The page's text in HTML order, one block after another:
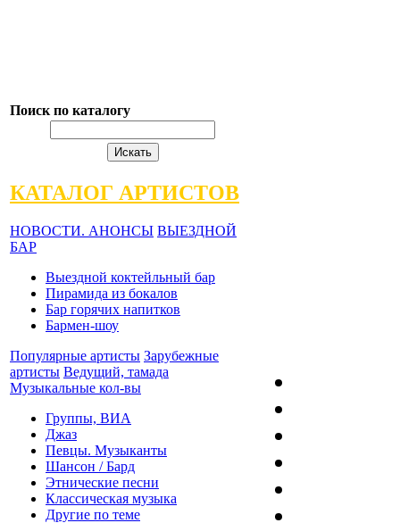
Поиск по каталогу
КАТАЛОГ АРТИСТОВ
НОВОСТИ. АНОНСЫ ВЫЕЗДНОЙ
БАР
Выездной коктейльный бар
Пирамида из бокалов
Бар горячих напитков
Бармен-шоу
Популярные артисты Зарубежные
артисты Ведущий, тамада
Музыкальные кол-вы
Группы, ВИА
Джаз
Певцы. Музыканты
Шансон / Бард
Этнические песни
Классическая музыка
Другие по теме